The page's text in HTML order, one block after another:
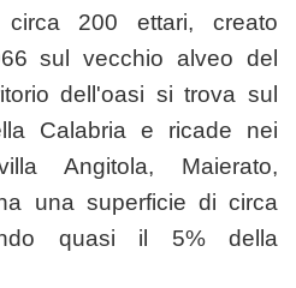
200 ettari, creato
sul vecchio alveo del
dell'oasi si trova sul
Calabria e ricade nei
Angitola, Maierato,
una superficie di circa
quasi il 5% della